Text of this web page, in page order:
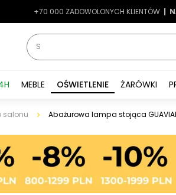
-7% LATO7
+70 000 ZADOWOLONYCH KLIENTÓW |
|
MEBLE OŚWIETLENIE ŻARÓWKI
salonu Abażurowa lampa stojąca